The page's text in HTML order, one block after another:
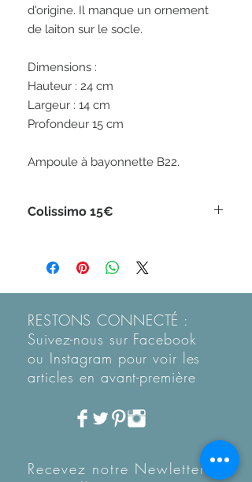
d'origine. Il manque un ornement
de laiton sur le socle.
Dimensions :
Hauteur : 24 cm
Largeur : 14 cm
Profondeur 15 cm
Ampoule à bayonnette B22.
Colissimo 15€
RESTONS CONNECTÉ :
Suivez-nous sur Facebook
ou Instagram pour voir les
articles en avant-première
Recevez notre Newletter